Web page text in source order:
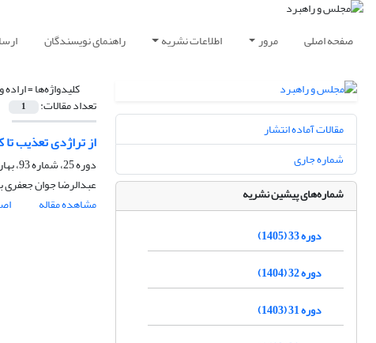
صفحه اصلی مرور اطلاعات نشریه راهنمای نویسندگان
کلیدواژه‌ها =
تعداد مقالات: 1
از تراژدی تعذیب
دوره 25، شماره 93، بهار 1397، صفحه
عبدالرضا جوان
مشاهده مقاله
مقالات آماده انتشار
شماره جاری
شماره‌های پیشین نشریه
دوره 33 (1405)
دوره 32 (1404)
دوره 31 (1403)